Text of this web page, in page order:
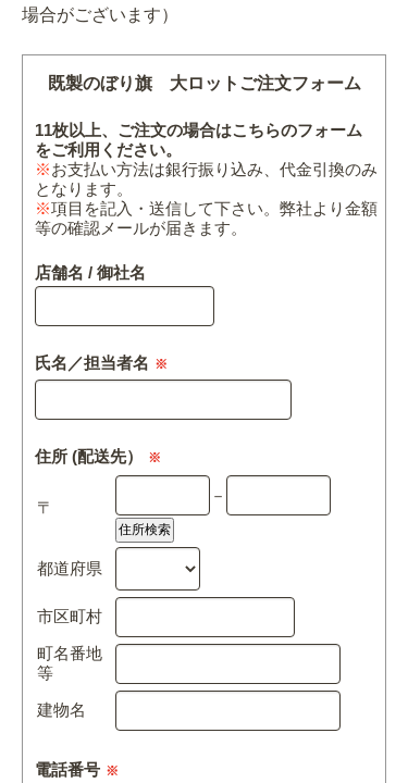
場合がございます）